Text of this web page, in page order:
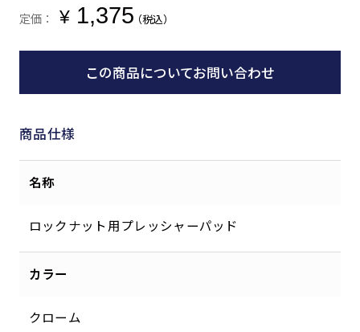
定価： ¥1,375（税込）
この商品についてお問い合わせ
商品仕様
名称
ロックナット用プレッシャーパッド
カラー
クローム